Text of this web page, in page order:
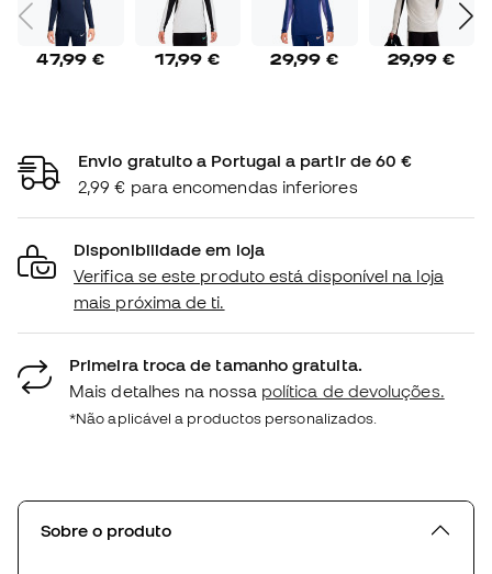
47,99 € 17,99 € 29,99 € 29,99 €
Envio gratuito a Portugal a partir de 60 €
2,99 € para encomendas inferiores
Disponibilidade em loja
Verifica se este produto está disponível na loja
mais próxima de ti.
Primeira troca de tamanho gratuita.
Mais detalhes na nossa política de devoluções.
*Não aplicável a productos personalizados.
Sobre o produto